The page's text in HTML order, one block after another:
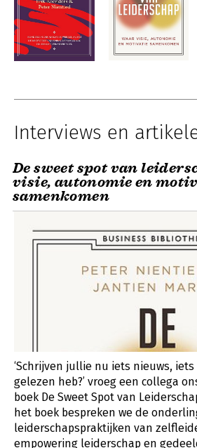
Interviews en
De sweet spot van
visie, autonomie en
samenkomen
‘Schrijven jullie nu iets nieuws,
gelezen heb?’ vroeg een collega
boek De Sweet Spot van
het boek bespreken we de
leiderschapspraktijken van
empowering leiderschap en